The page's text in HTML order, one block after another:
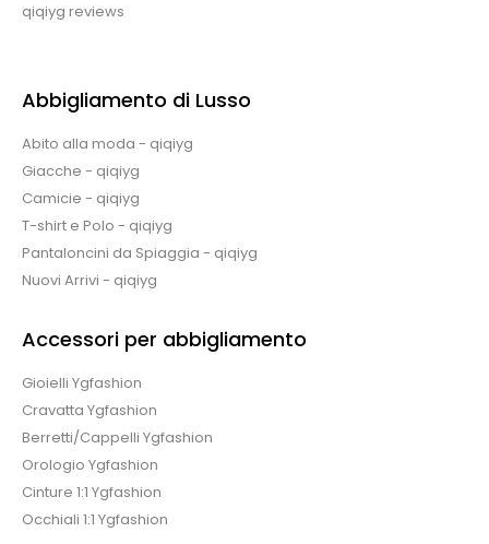
qiqiyg reviews
Abbigliamento di Lusso
Abito alla moda - qiqiyg
Giacche - qiqiyg
Camicie - qiqiyg
T-shirt e Polo - qiqiyg
Pantaloncini da Spiaggia - qiqiyg
Nuovi Arrivi - qiqiyg
Accessori per abbigliamento
Gioielli Ygfashion
Cravatta Ygfashion
Berretti/Cappelli Ygfashion
Orologio Ygfashion
Cinture 1:1 Ygfashion
Occhiali 1:1 Ygfashion